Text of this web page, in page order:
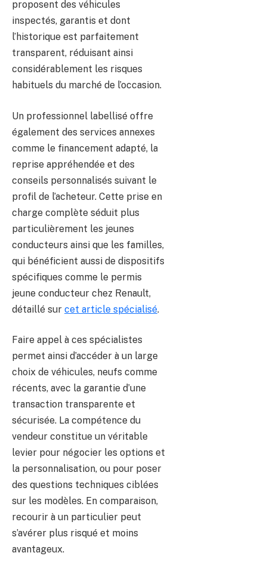
proposent des véhicules
inspectés, garantis et dont
l’historique est parfaitement
transparent, réduisant ainsi
considérablement les risques
habituels du marché de l’occasion.
Un professionnel labellisé offre
également des services annexes
comme le financement adapté, la
reprise appréhendée et des
conseils personnalisés suivant le
profil de l’acheteur. Cette prise en
charge complète séduit plus
particulièrement les jeunes
conducteurs ainsi que les familles,
qui bénéficient aussi de dispositifs
spécifiques comme le permis
jeune conducteur chez Renault,
détaillé sur cet article spécialisé.
Faire appel à ces spécialistes
permet ainsi d’accéder à un large
choix de véhicules, neufs comme
récents, avec la garantie d’une
transaction transparente et
sécurisée. La compétence du
vendeur constitue un véritable
levier pour négocier les options et
la personnalisation, ou pour poser
des questions techniques ciblées
sur les modèles. En comparaison,
recourir à un particulier peut
s’avérer plus risqué et moins
avantageux.